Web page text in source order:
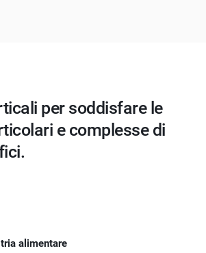
per soddisfare le
e complesse di
alimentare